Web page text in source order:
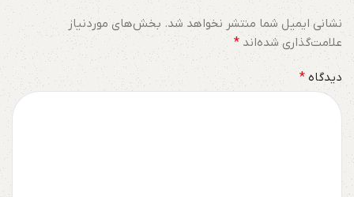
نشانی ایمیل شما منتشر نخواهد شد. بخش‌های موردنیاز
علامت‌گذاری شده‌اند *
دیدگاه*